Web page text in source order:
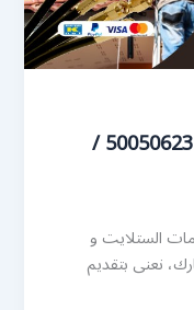
فني ستلايت عبد الله المبارك / 50050623 /
الستلايت و
نعنى بتقديم